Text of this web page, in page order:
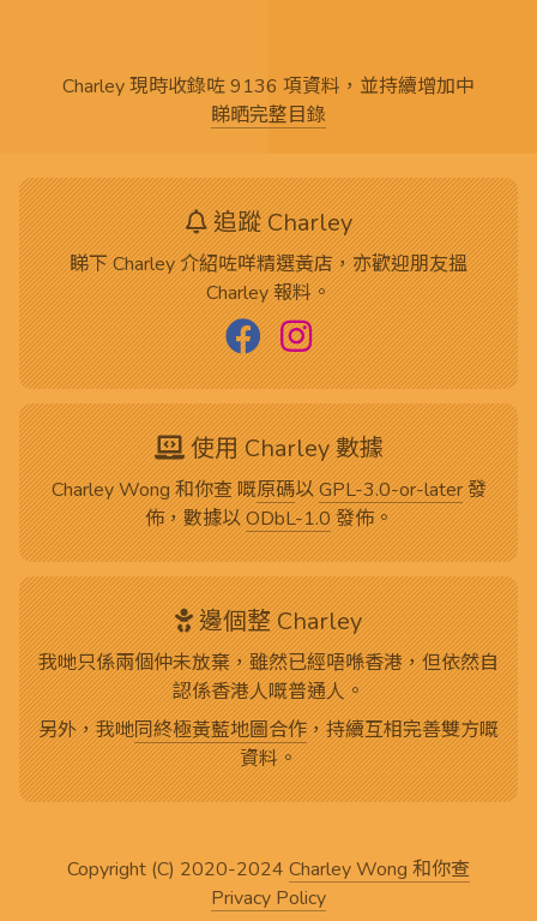
Charley 現時收錄咗 9136 項資料，並持續增加中
睇晒完整目錄
追蹤 Charley
睇下 Charley 介紹咗咩精選黃店，亦歡迎朋友搵
Charley 報料。
使用 Charley 數據
Charley Wong 和你查 嘅原碼以GPL-3.0-or-later發
佈，數據以ODbL-1.0發佈。
邊個整 Charley
我哋只係兩個仲未放棄，雖然已經唔喺香港，但依然自
認係香港人嘅普通人。
另外，我哋同終極黃藍地圖合作，持續互相完善雙方嘅
資料。
Copyright (C) 2020-2024 Charley Wong 和你查
Privacy Policy